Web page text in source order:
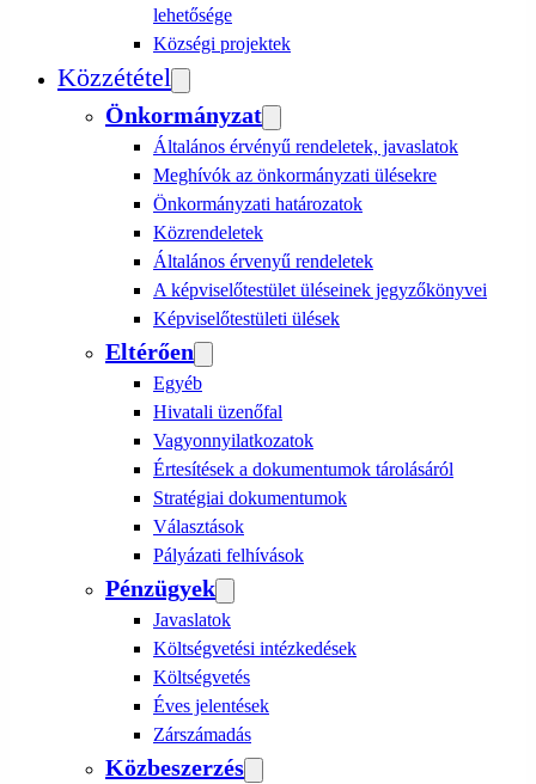
lehetősége
Községi projektek
Közzététel
Önkormányzat
Általános érvényű rendeletek, javaslatok
Meghívók az önkormányzati ülésekre
Önkormányzati határozatok
Közrendeletek
Általános érvenyű rendeletek
A képviselőtestület üléseinek jegyzőkönyvei
Képviselőtestületi ülések
Eltérően
Egyéb
Hivatali üzenőfal
Vagyonnyilatkozatok
Értesítések a dokumentumok tárolásáról
Stratégiai dokumentumok
Választások
Pályázati felhívások
Pénzügyek
Javaslatok
Költségvetési intézkedések
Költségvetés
Éves jelentések
Zárszámadás
Közbeszerzés